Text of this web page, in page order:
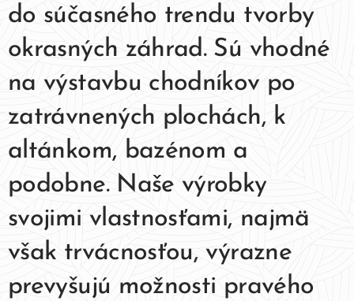
do súčasného trendu tvorby
okrasných záhrad. Sú vhodné
na výstavbu chodníkov po
zatrávnených plochách, k
altánkom, bazénom a
podobne. Naše výrobky
svojimi vlastnosťami, najmä
však trvácnosťou, výrazne
prevyšujú možnosti pravého